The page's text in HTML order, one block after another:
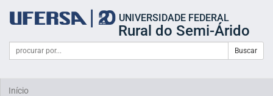
portal
UFERSA
UNIVERSIDADE FEDERAL
Rural do Semi-Árido
Formulário
Busca
Campo
de
Buscar
Início